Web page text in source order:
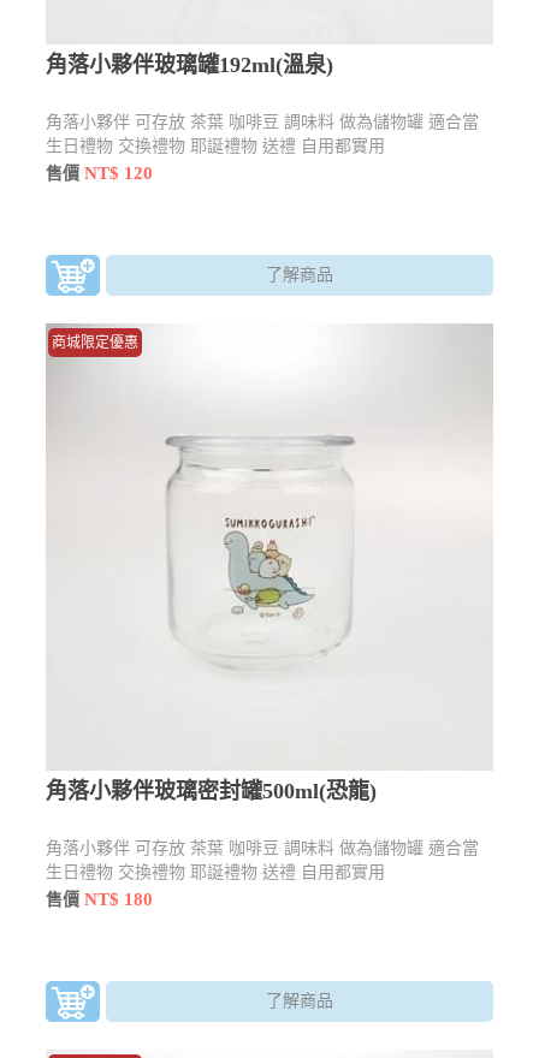
角落小夥伴玻璃罐192ml(溫泉)
角落小夥伴 可存放 茶葉 咖啡豆 調味料 做為儲物罐 適合當
生日禮物 交換禮物 耶誕禮物 送禮 自用都實用
售價NT$ 120
了解商品
商城限定優惠
角落小夥伴玻璃密封罐500ml(恐龍)
角落小夥伴 可存放 茶葉 咖啡豆 調味料 做為儲物罐 適合當
生日禮物 交換禮物 耶誕禮物 送禮 自用都實用
售價NT$ 180
了解商品